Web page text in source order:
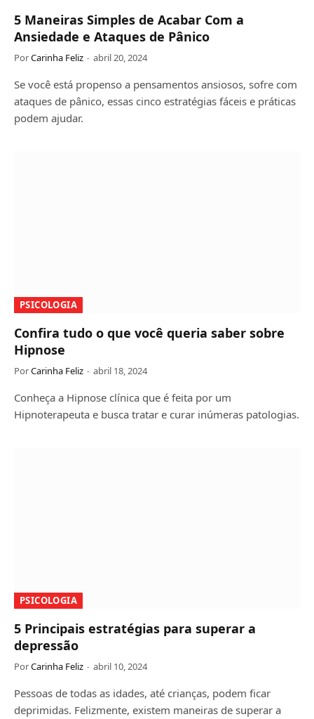
5 Maneiras Simples de Acabar Com a
Ansiedade e Ataques de Pânico
PorCarinha Feliz abril 20, 2024
Se você está propenso a pensamentos ansiosos, sofre com
ataques de pânico, essas cinco estratégias fáceis e práticas
podem ajudar.
PSICOLOGIA
Confira tudo o que você queria saber sobre
Hipnose
PorCarinha Feliz abril 18, 2024
Conheça a Hipnose clínica que é feita por um
Hipnoterapeuta e busca tratar e curar inúmeras patologias.
PSICOLOGIA
5 Principais estratégias para superar a
depressão
PorCarinha Feliz abril 10, 2024
Pessoas de todas as idades, até crianças, podem ficar
deprimidas. Felizmente, existem maneiras de superar a